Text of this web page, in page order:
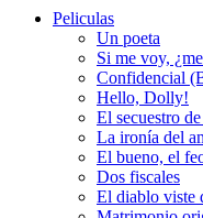
Peliculas
Un poeta
Si me voy,
Confidencial
Hello, Dolly!
El secuestro
La ironía del
El bueno, el
Dos fiscales
El diablo viste